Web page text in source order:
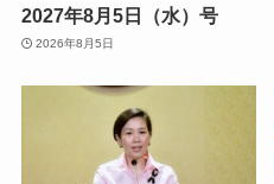
2027年8月5日（水）号
2026年8月5日